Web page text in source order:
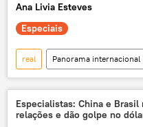
Ana Livia Esteves
Especiais
real Panorama internacional
China
Brasil
hegemonia
privilégios
comércio
comércio
Especialistas: China e Brasil
relações e dão golpe no